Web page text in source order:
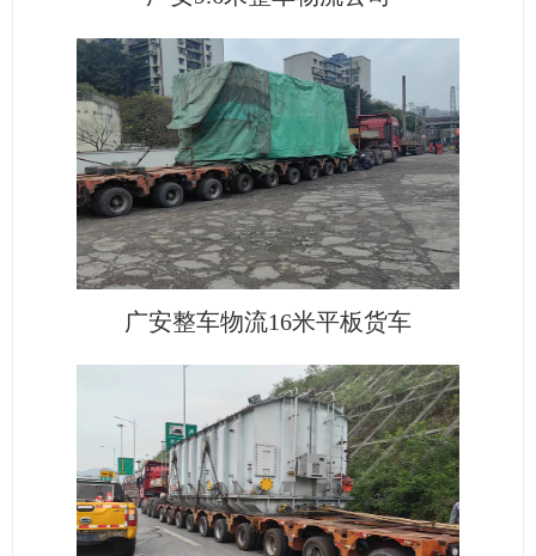
广安整车物流16米平板货车